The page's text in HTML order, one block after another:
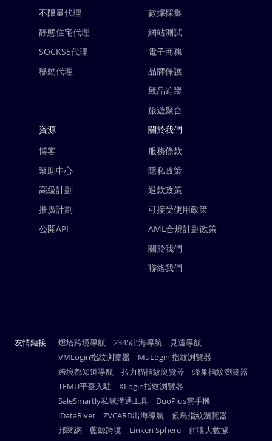
不限量代理
靜態住宅代理
SOCKS5代理
移動代理
數據採集
網站測試
電子商務
品牌保護
競品追蹤
旅遊聚合
資源
博客
幫助中心
高級計劃
推廣計劃
公開API
關於我們
服務條款
隱私政策
退款政策
可接受使用政策
AML合規計劃政策
關於我們
聯絡我們
友情鏈接 燈塔跨境導航 2345出海導航
見遠導航
VMLogin指紋浏覽器
MuLogin 指紋浏覽器
跨境都知道導航
拉力貓指紋浏覽器
蜂巢指紋瀏覽器
TEMU平臺入駐
XLogin指紋浏覽器
SaleSmartly私域溝通工具
DuoPlus雲手機
iDataRiver
ZVCARD出海導航
候鳥指紋瀏覽器
邦閱網
藍鯨跨境 Linken Sphere
前嗅大數據